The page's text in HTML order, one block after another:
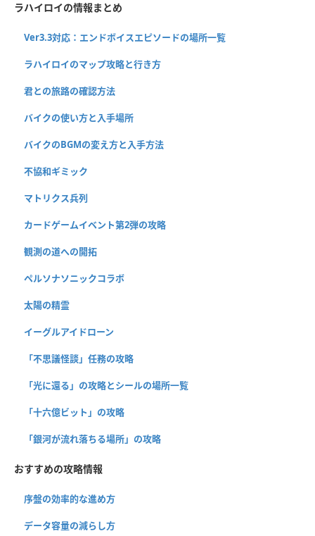
ラハイロイの情報まとめ
Ver3.3対応：エンドボイスエピソードの場所一覧
ラハイロイのマップ攻略と行き方
君との旅路の確認方法
バイクの使い方と入手場所
バイクのBGMの変え方と入手方法
不協和ギミック
マトリクス兵列
カードゲームイベント第2弾の攻略
観測の道への開拓
ペルソナソニックコラボ
太陽の精霊
イーグルアイドローン
「不思議怪談」任務の攻略
「光に還る」の攻略とシールの場所一覧
「十六億ビット」の攻略
「銀河が流れ落ちる場所」の攻略
おすすめの攻略情報
序盤の効率的な進め方
データ容量の減らし方